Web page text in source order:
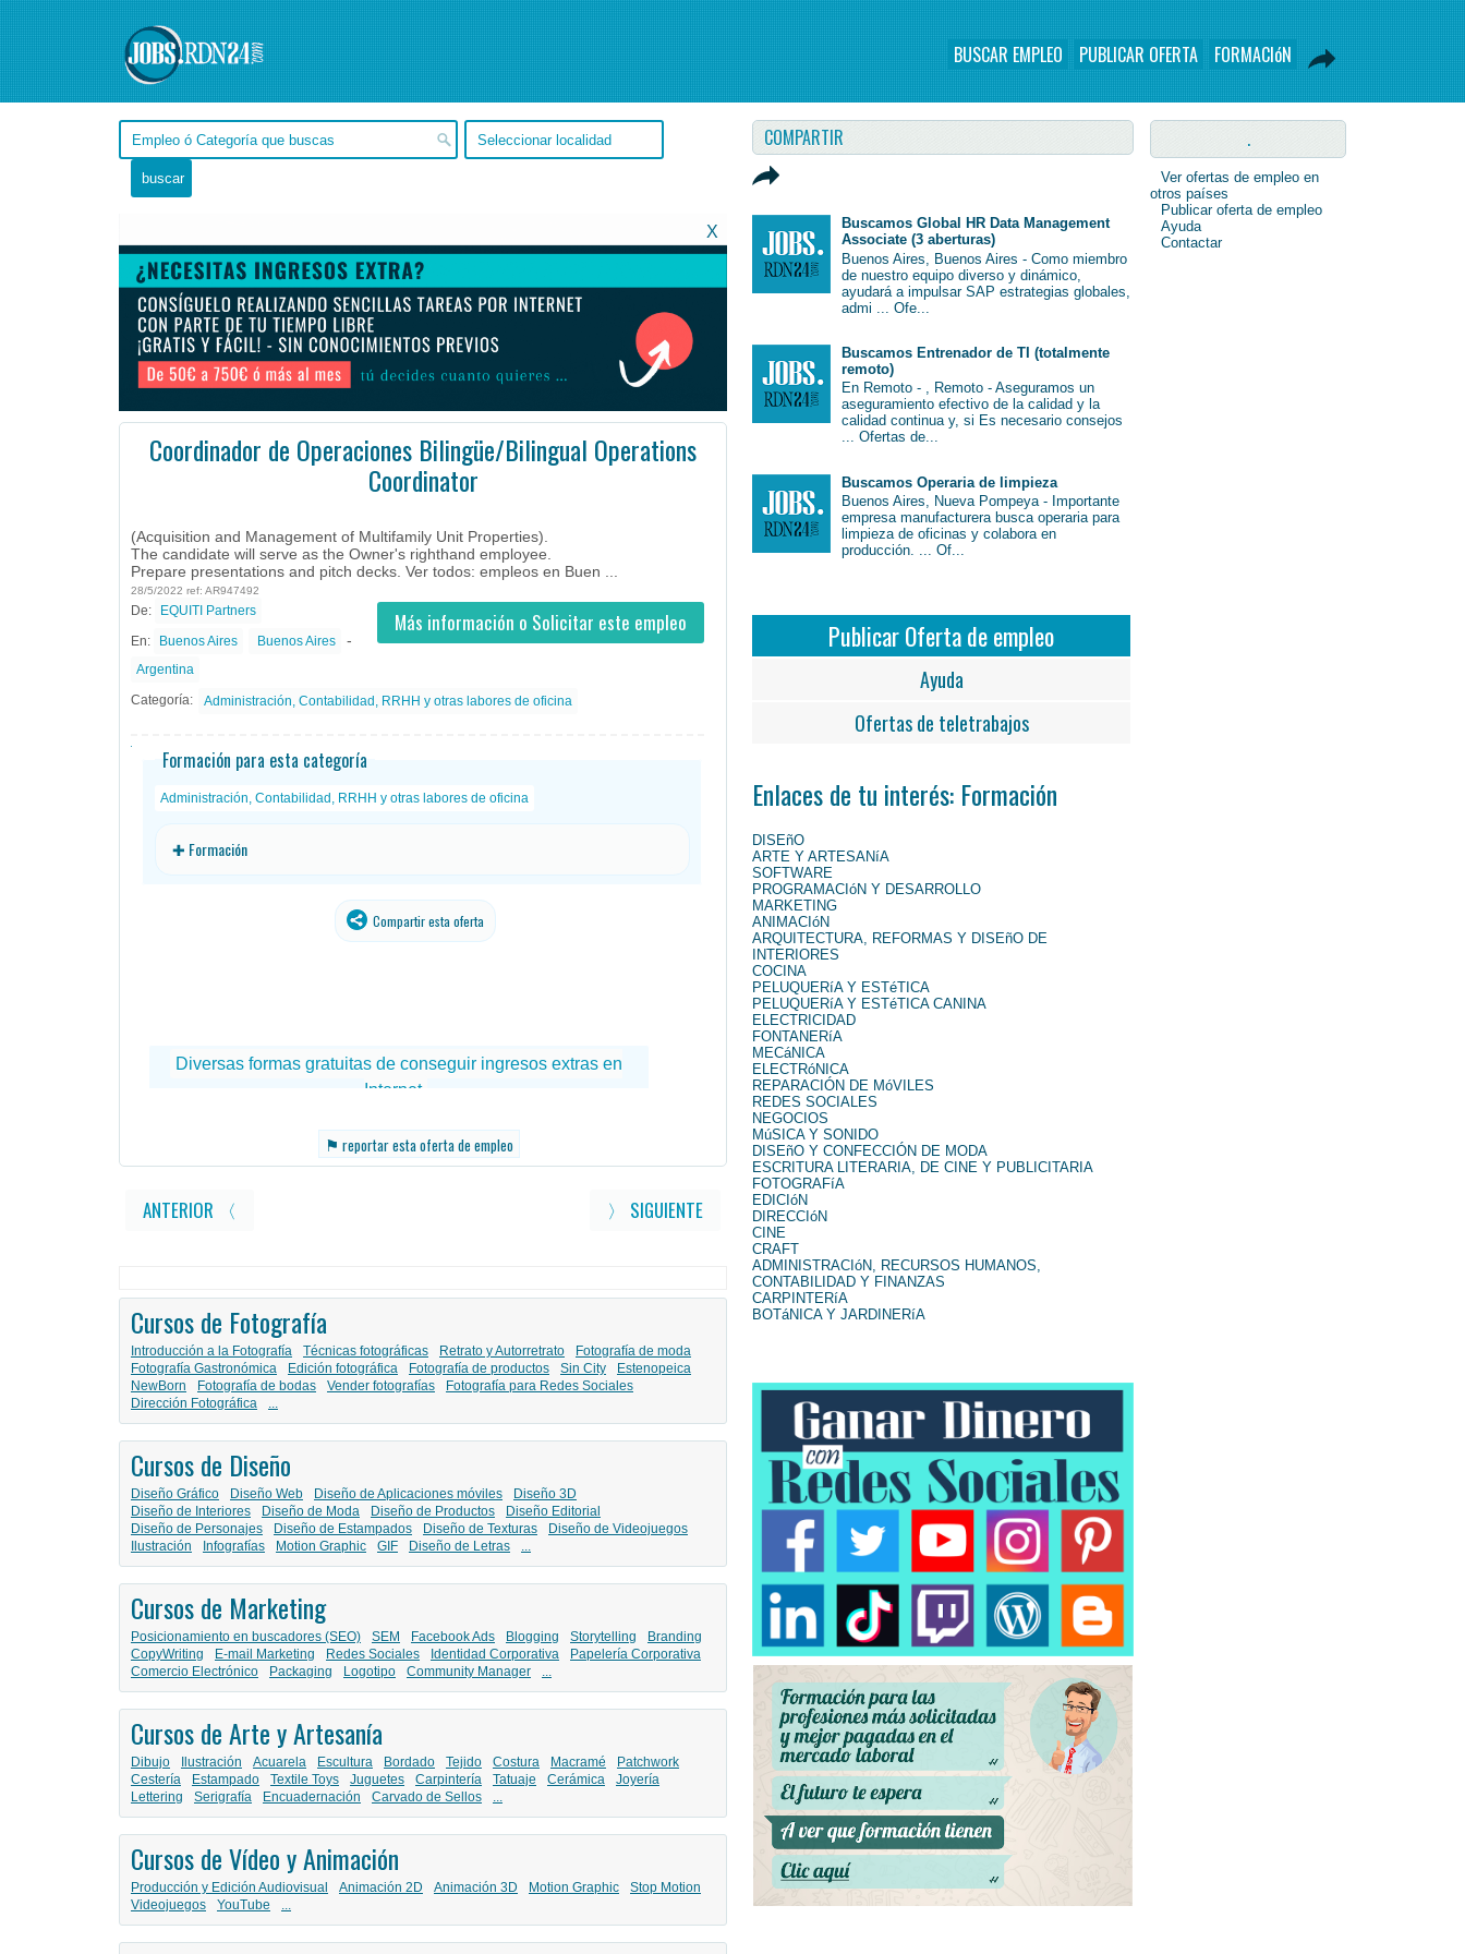
BUSCAR EMPLEO PUBLICAR OFERTA FORMACIóN
X
Coordinador de Operaciones Bilingüe/Bilingual Operations
Coordinator
(Acquisition and Management of Multifamily Unit Properties).
The candidate will serve as the Owner's righthand employee.
Prepare presentations and pitch decks. Ver todos: empleos en Buen ...
28/5/2022 ref: AR947492
Más información o Solicitar este empleo
De: EQUITI Partners
En: Buenos Aires Buenos Aires -
Argentina
Categoría:
Administración, Contabilidad, RRHH y otras labores de oficina
Formación para esta categoría
Administración, Contabilidad, RRHH y otras labores de oficina
✚ Formación
Compartir esta oferta
⚑ reportar esta oferta de empleo
ANTERIOR 〈 〉 SIGUIENTE
Cursos de Fotografía
Introducción a la Fotografía Técnicas fotográficas Retrato y Autorretrato
Fotografía de moda
Fotografía Gastronómica
Edición fotográfica Fotografía de productos Sin City
Estenopeica
NewBorn
Fotografía de bodas Vender fotografías
Fotografía para Redes Sociales
Dirección Fotográfica
...
Cursos de Diseño
Diseño Gráfico Diseño Web Diseño de Aplicaciones móviles
Diseño 3D
Diseño de Interiores
Diseño de Moda Diseño de Productos
Diseño Editorial
Diseño de Personajes
Diseño de Estampados Diseño de Texturas
Diseño de Videojuegos
Ilustración
Infografías Motion Graphic GIF Diseño de Letras ...
Cursos de Marketing
Posicionamiento en buscadores (SEO) SEM Facebook Ads Blogging Storytelling
Branding
CopyWriting
E-mail Marketing Redes Sociales Identidad Corporativa
Papelería Corporativa
Comercio Electrónico
Packaging Logotipo Community Manager ...
Cursos de Arte y Artesanía
Dibujo Ilustración Acuarela Escultura Bordado Tejido Costura Macramé
Patchwork
Cestería
Estampado Textile Toys Juguetes Carpintería Tatuaje Cerámica
Joyería
Lettering
Serigrafía Encuadernación Carvado de Sellos ...
Cursos de Vídeo y Animación
Producción y Edición Audiovisual Animación 2D Animación 3D Motion Graphic
Stop Motion
Videojuegos
YouTube ...
COMPARTIR
Buscamos Global HR Data Management
Associate (3 aberturas)
Buenos Aires, Buenos Aires - Como miembro
de nuestro equipo diverso y dinámico,
ayudará a impulsar SAP estrategias globales,
admi ... Ofe...
Buscamos Entrenador de TI (totalmente
remoto)
En Remoto - , Remoto - Aseguramos un
aseguramiento efectivo de la calidad y la
calidad continua y, si Es necesario consejos
... Ofertas de...
Buscamos Operaria de limpieza
Buenos Aires, Nueva Pompeya - Importante
empresa manufacturera busca operaria para
limpieza de oficinas y colabora en
producción. ... Of...
Publicar Oferta de empleo
Ayuda
Ofertas de teletrabajos
Enlaces de tu interés: Formación
DISEñO
ARTE Y ARTESANíA
SOFTWARE
PROGRAMACIóN Y DESARROLLO
MARKETING
ANIMACIóN
ARQUITECTURA, REFORMAS Y DISEñO DE
INTERIORES
COCINA
PELUQUERíA Y ESTéTICA
PELUQUERíA Y ESTéTICA CANINA
ELECTRICIDAD
FONTANERíA
MECáNICA
ELECTRóNICA
REPARACIÓN DE MóVILES
REDES SOCIALES
NEGOCIOS
MúSICA Y SONIDO
DISEñO Y CONFECCIÓN DE MODA
ESCRITURA LITERARIA, DE CINE Y PUBLICITARIA
FOTOGRAFíA
EDICIóN
DIRECCIóN
CINE
CRAFT
ADMINISTRACIóN, RECURSOS HUMANOS,
CONTABILIDAD Y FINANZAS
CARPINTERíA
BOTáNICA Y JARDINERíA
.
Ver ofertas de empleo en
otros países
Publicar oferta de empleo
Ayuda
Contactar